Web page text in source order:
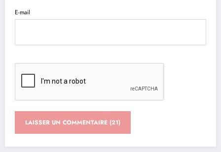
E-mail